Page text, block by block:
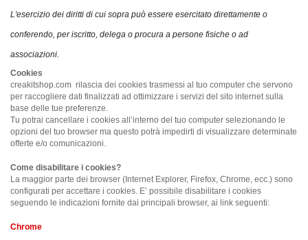
L'esercizio dei diritti di cui sopra può essere esercitato direttamente o
conferendo, per iscritto, delega o procura a persone fisiche o ad
associazioni.
Cookies
creakitshop.com rilascia dei cookies trasmessi al tuo computer che servono
per raccogliere dati finalizzati ad ottimizzare i servizi del sito internet sulla
base delle tue preferenze.
Tu potrai cancellare i cookies all’interno del tuo computer selezionando le
opzioni del tuo browser ma questo potrà impedirti di visualizzare determinate
offerte e/o comunicazioni.
Come disabilitare i cookies?
La maggior parte dei browser (Internet Explorer, Firefox, Chrome, ecc.) sono
configurati per accettare i cookies. E’ possibile disabilitare i cookies
seguendo le indicazioni fornite dai principali browser, ai link seguenti:
Chrome